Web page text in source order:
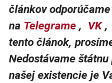
článkov
na Telegrame , VK
tento článok,
Nedostávame
našej existencie je